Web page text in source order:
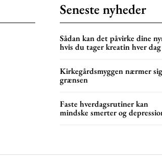
Seneste nyheder
Sådan kan det påvirke dine
hvis du tager kreatin hver dag
Kirkegårdsmyggen nærmer sig
grænsen
Faste hverdagsrutiner kan
mindske smerter og